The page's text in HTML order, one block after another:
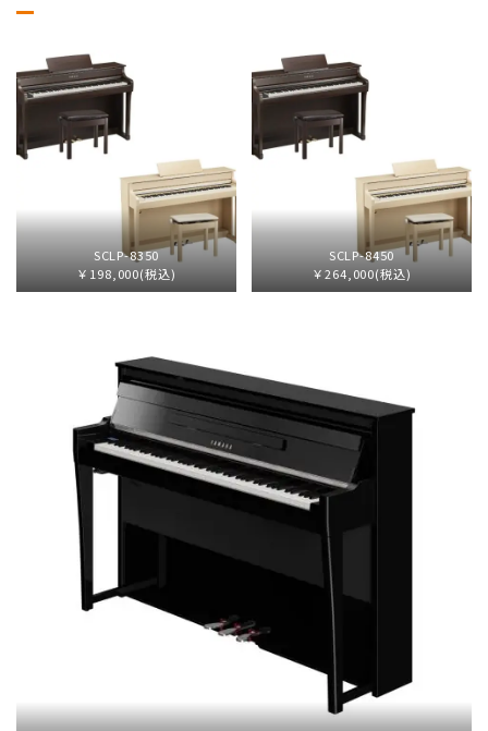
SCLP-8350
￥198,000(税込)
SCLP-8450
￥264,000(税込)